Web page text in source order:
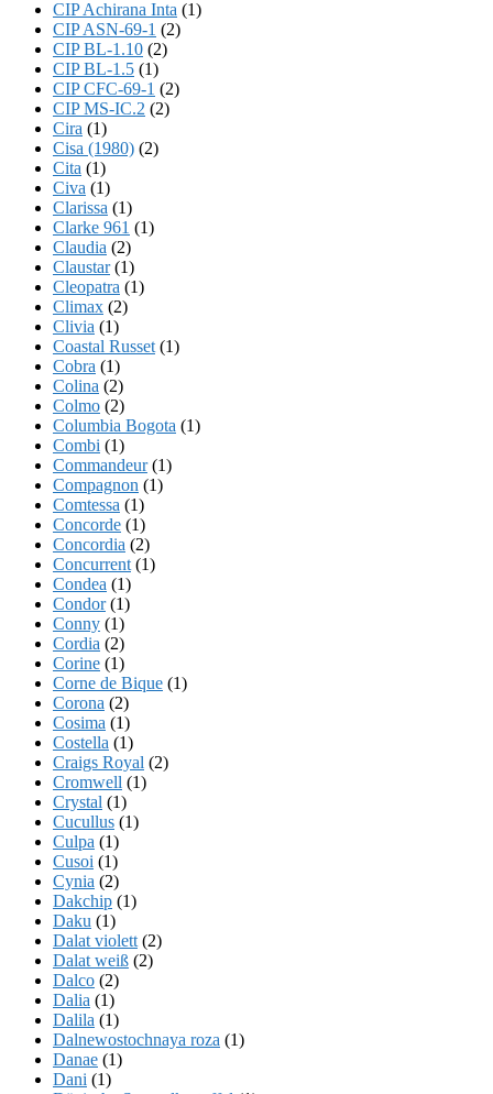
CIP Achirana Inta (1)
CIP ASN-69-1 (2)
CIP BL-1.10 (2)
CIP BL-1.5 (1)
CIP CFC-69-1 (2)
CIP MS-IC.2 (2)
Cira (1)
Cisa (1980) (2)
Cita (1)
Civa (1)
Clarissa (1)
Clarke 961 (1)
Claudia (2)
Claustar(1)
Cleopatra (1)
Climax (2)
Clivia (1)
Coastal Russet (1)
Cobra (1)
Colina (2)
Colmo (2)
Columbia Bogota (1)
Combi (1)
Commandeur(1)
Compagnon (1)
Comtessa (1)
Concorde (1)
Concordia (2)
Concurrent (1)
Condea (1)
Condor(1)
Conny (1)
Cordia (2)
Corine (1)
Corne de Bique (1)
Corona (2)
Cosima (1)
Costella (1)
Craigs Royal (2)
Cromwell (1)
Crystal (1)
Cucullus (1)
Culpa (1)
Cusoi (1)
Cynia (2)
Dakchip (1)
Daku (1)
Dalat violett (2)
Dalat weiß (2)
Dalco (2)
Dalia (1)
Dalila (1)
Dalnewostochnaya roza (1)
Danae (1)
Dani (1)